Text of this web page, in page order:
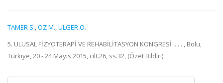
TAMER S.,ÖZ M.,ÜLGER Ö.
5. ULUSAL FİZYOTERAPİ VE REHABİLİTASYON KONGRESİ ......., Bolu,
Türkiye, 20 - 24 Mayıs 2015, cilt.26, ss.32, (Özet Bildiri)